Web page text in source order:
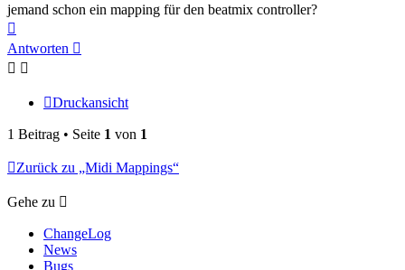
jemand schon ein mapping für den beatmix controller?
oben
Antworten
Druckansicht
1 Beitrag • Seite 1 von 1
Zurück zu „Midi Mappings“
Gehe zu
ChangeLog
News
Bugs